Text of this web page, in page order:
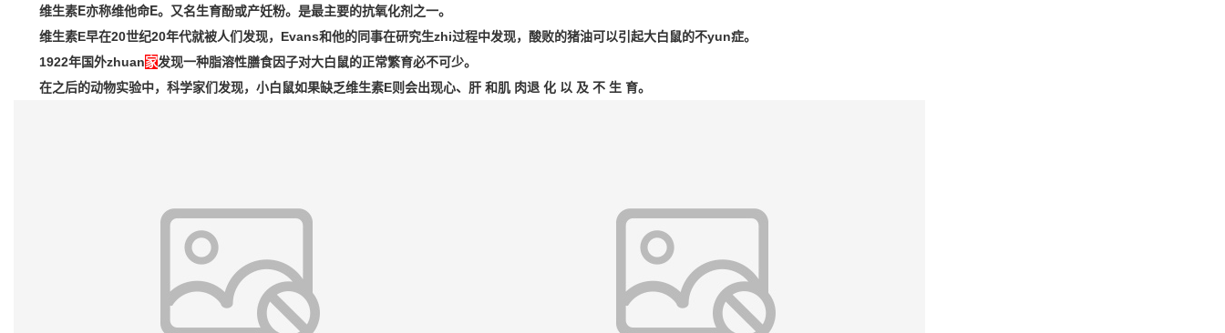
维生素E亦称维他命E。又名生育酚或产妊粉。是最主要的抗氧化剂之一。
维生素E早在20世纪20年代就被人们发现，Evans和他的同事在研究生zhi过程中发现，酸败的猪油可以引起大白鼠的不yun症。
1922年国外zhuan家发现一种脂溶性膳食因子对大白鼠的正常繁育必不可少。
在之后的动物实验中，科学家们发现，小白鼠如果缺乏维生素E则会出现心、肝 和肌 肉退 化 以 及 不 生 育。